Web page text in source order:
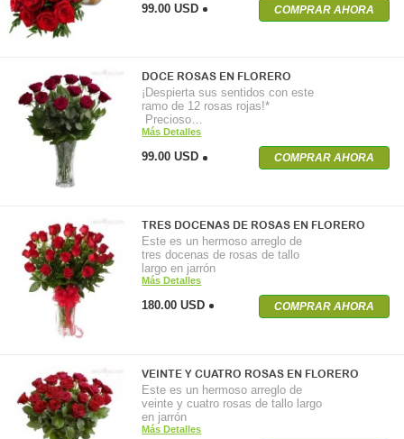
99.00 USD COMPRAR AHORA
DOCE ROSAS EN FLORERO
¡Despierta sus sentidos con este
ramo de 12 rosas rojas!*
Precioso…
Más Detalles
99.00 USD COMPRAR AHORA
TRES DOCENAS DE ROSAS EN FLORERO
Este es un hermoso arreglo de
tres docenas de rosas de tallo
largo en jarrón
Más Detalles
180.00 USD COMPRAR AHORA
VEINTE Y CUATRO ROSAS EN FLORERO
Este es un hermoso arreglo de
veinte y cuatro rosas de tallo largo
en jarrón
Más Detalles